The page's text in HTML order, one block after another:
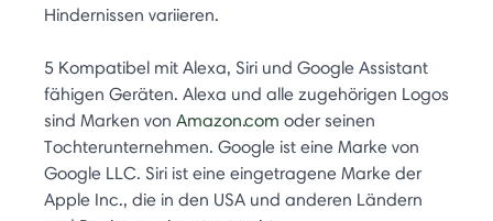
Hindernissen variieren.
5 Kompatibel mit Alexa, Siri und Google Assistant
fähigen Geräten. Alexa und alle zugehörigen Logos
sind Marken von Amazon.com oder seinen
Tochterunternehmen. Google ist eine Marke von
Google LLC. Siri ist eine eingetragene Marke der
Apple Inc., die in den USA und anderen Ländern